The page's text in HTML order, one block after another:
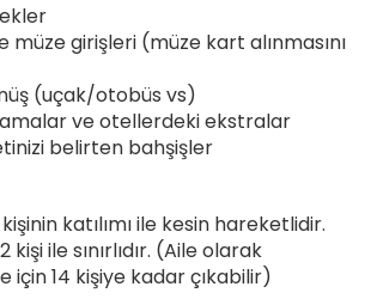
müze girişleri (müze kart alınmasını
(uçak/otobüs vs)
ve otellerdeki ekstralar
belirten bahşişler
katılımı ile kesin hareketlidir.
kişi ile sınırlıdır. (Aile olarak
için 14 kişiye kadar çıkabilir)